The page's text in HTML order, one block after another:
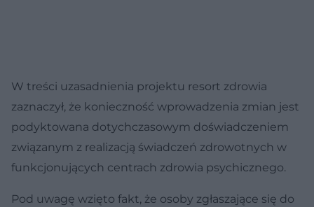
W treści uzasadnienia projektu resort zdrowia
zaznaczył, że konieczność wprowadzenia zmian jest
podyktowana dotychczasowym doświadczeniem
związanym z realizacją świadczeń zdrowotnych w
funkcjonujących centrach zdrowia psychicznego.
Pod uwagę wzięto fakt, że osoby zgłaszające się do